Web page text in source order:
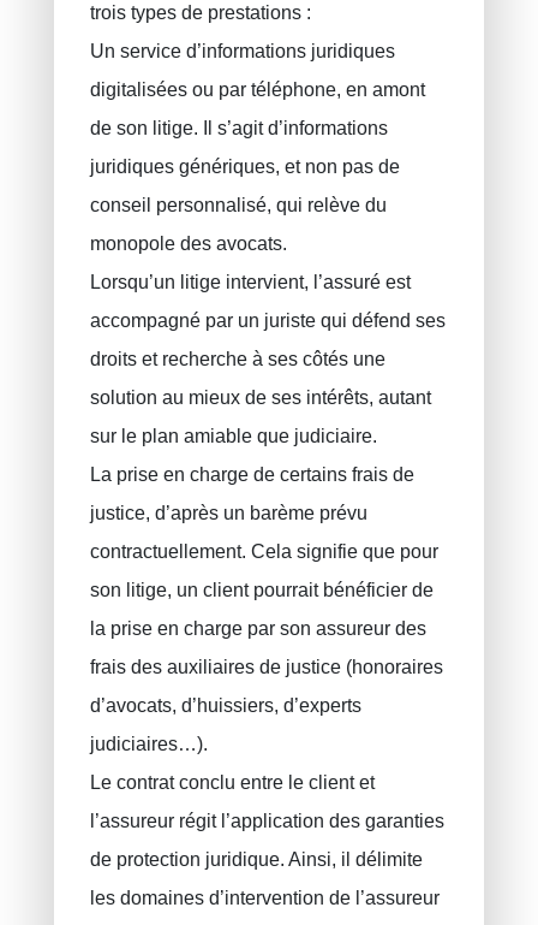
trois types de prestations :
Un service d’informations juridiques
digitalisées ou par téléphone, en amont
de son litige. Il s’agit d’informations
juridiques génériques, et non pas de
conseil personnalisé, qui relève du
monopole des avocats.
Lorsqu’un litige intervient, l’assuré est
accompagné par un juriste qui défend ses
droits et recherche à ses côtés une
solution au mieux de ses intérêts, autant
sur le plan amiable que judiciaire.
La prise en charge de certains frais de
justice, d’après un barème prévu
contractuellement. Cela signifie que pour
son litige, un client pourrait bénéficier de
la prise en charge par son assureur des
frais des auxiliaires de justice (honoraires
d’avocats, d’huissiers, d’experts
judiciaires…).
Le contrat conclu entre le client et
l’assureur régit l’application des garanties
de protection juridique. Ainsi, il délimite
les domaines d’intervention de l’assureur
RC Exploitation / RC Professionnel
PLCI pour les indépendants
EIP pour les sociétés
INAMI pour les médecins